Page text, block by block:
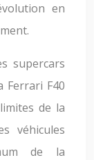
en
supercars
Ferrari F40
de la
véhicules
de la